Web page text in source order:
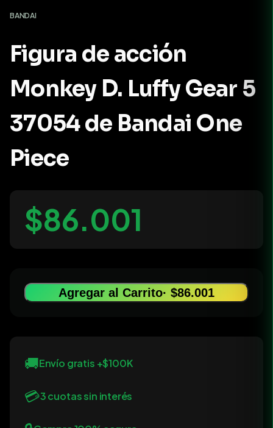
BANDAI
Figura de acción
Monkey D. Luffy Gear 5
37054 de Bandai One
Piece
$86.001
Agregar al Carrito· $86.001
🚚Envío gratis +$100K
💳3 cuotas sin interés